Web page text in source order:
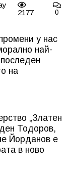
2177 0
у нас
най-
на
„Златен
Тодоров,
Йорданов е
в ново